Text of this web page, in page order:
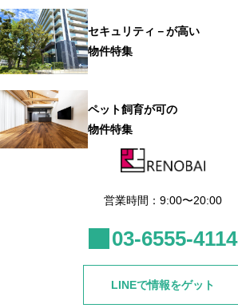
セキュリティ－が高い
物件特集
ペット飼育が可の
物件特集
営業時間：9:00〜20:00
03-6555-4114
LINEで情報をゲット